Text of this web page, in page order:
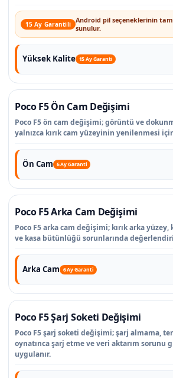
15 Ay Garantili Android pil seçeneklerinin
sunulur.
Yüksek Kalite 15 Ay Garanti
Poco F5 Ön Cam Değişimi
Poco F5 ön cam değişimi; görüntü ve
yalnızca kırık cam yüzeyinin yenilenmesi
Ön Cam 6 Ay Garanti
Poco F5 Arka Cam Değişimi
Poco F5 arka cam değişimi; kırık arka yüzey,
ve kasa bütünlüğü sorunlarında
Arka Cam 6 Ay Garanti
Poco F5 Şarj Soketi Değişimi
Poco F5 şarj soketi değişimi; şarj almama,
oynatınca şarj etme ve veri aktarım sorunu
uygulanır.